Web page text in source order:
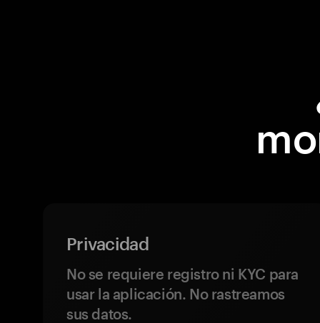
Privacidad
No se requiere registro ni KYC para
usar la aplicación. No rastreamos
sus datos.